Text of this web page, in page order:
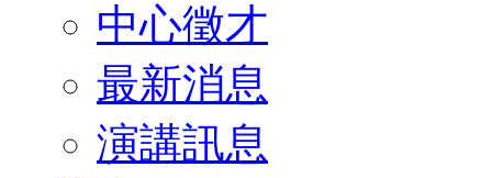
中心徵才
最新消息
演講訊息